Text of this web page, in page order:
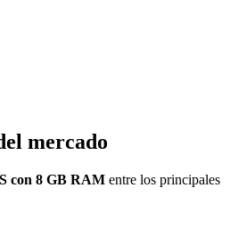
mercado
con 8 GB RAM entre los principales